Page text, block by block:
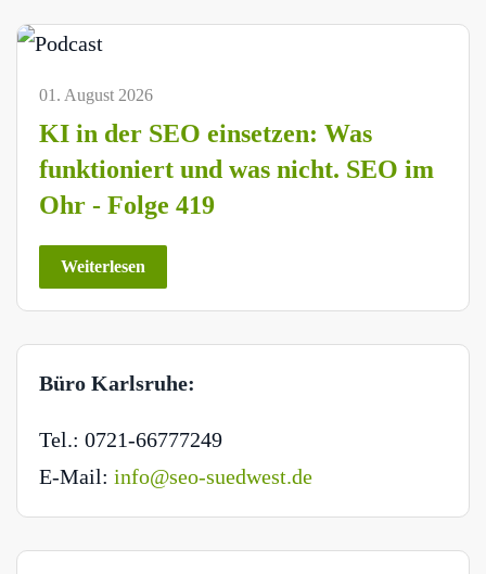
01. August 2026
KI in der SEO einsetzen: Was
funktioniert und was nicht. SEO im
Ohr - Folge 419
Weiterlesen
Büro Karlsruhe:
Tel.: 0721-66777249
E-Mail: info@seo-suedwest.de